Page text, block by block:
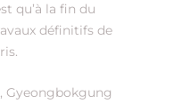
qu’à la fin du
définitifs de
Gyeongbokgung